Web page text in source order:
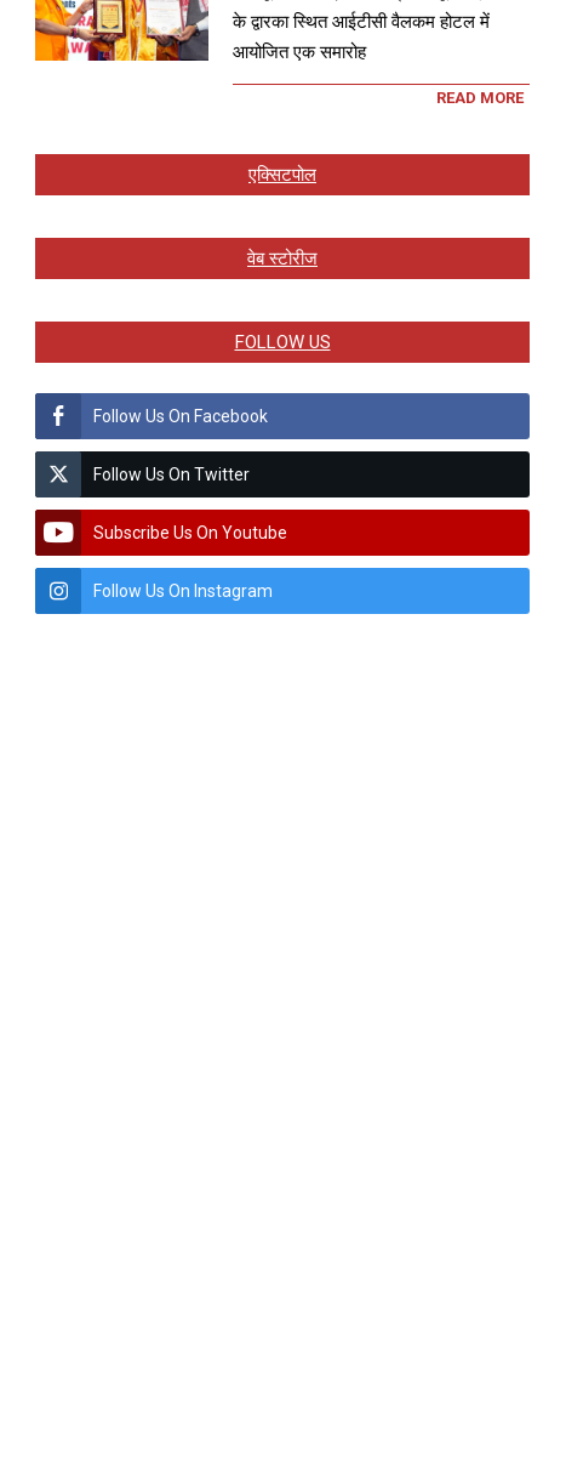
के द्वारका स्थित आईटीसी वैलकम होटल में
आयोजित एक समारोह
READ MORE
एक्सिटपोल
वेब स्टोरीज
FOLLOW US
Follow Us On Facebook
Follow Us On Twitter
Subscribe Us On Youtube
Follow Us On Instagram